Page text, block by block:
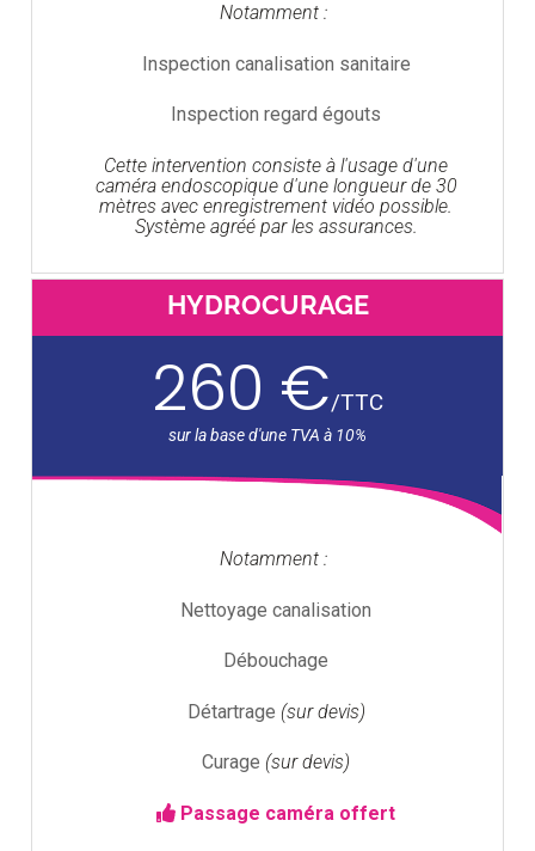
Notamment :
Inspection canalisation sanitaire
Inspection regard égouts
Cette intervention consiste à l'usage d'une
caméra endoscopique d'une longueur de 30
mètres avec enregistrement vidéo possible.
Système agréé par les assurances.
HYDROCURAGE
260 €/TTC
Notamment :
Nettoyage canalisation
Débouchage
Détartrage (sur devis)
Curage (sur devis)
Passage caméra offert